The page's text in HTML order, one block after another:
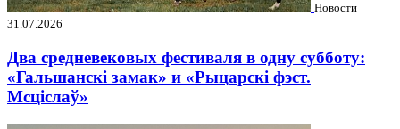
Новости
31.07.2026
Два средневековых фестиваля в одну субботу:
«Гальшанскі замак» и «Рыцарскі фэст.
Мсціслаў»